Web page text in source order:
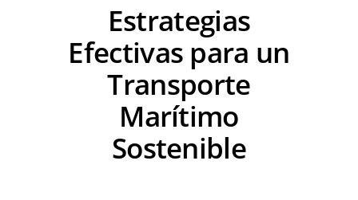
Estrategias
Efectivas para un
Transporte
Marítimo
Sostenible